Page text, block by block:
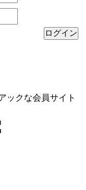
ックな会員サイト